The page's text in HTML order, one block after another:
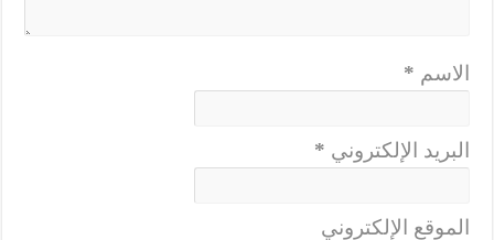
الاسم *
البريد الإلكتروني *
الموقع الإلكتروني